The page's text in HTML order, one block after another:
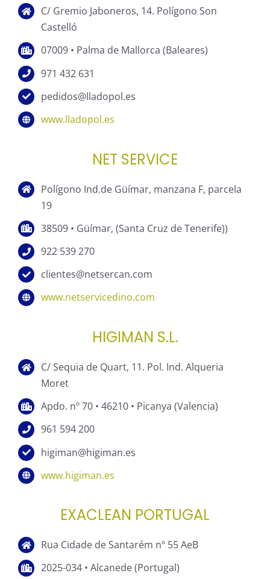
C/ Gremio Jaboneros, 14. Polígono Son
Castelló
07009 • Palma de Mallorca (Baleares)
971 432 631
pedidos@lladopol.es
www.lladopol.es
NET SERVICE
Polígono Ind.de Güímar, manzana F, parcela
19
38509 • Güímar, (Santa Cruz de Tenerife))
922 539 270
clientes@netsercan.com
www.netservicedino.com
HIGIMAN S.L.
C/ Sequia de Quart, 11. Pol. Ind. Alqueria
Moret
Apdo. nº 70 • 46210 • Picanya (Valencia)
961 594 200
higiman@higiman.es
www.higiman.es
EXACLEAN PORTUGAL
Rua Cidade de Santarém nº 55 AeB
2025-034 • Alcanede (Portugal)